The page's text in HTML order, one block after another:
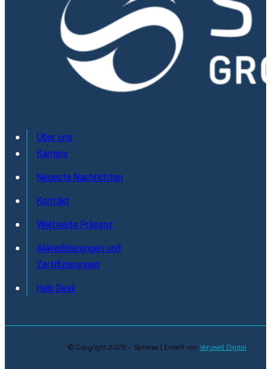
Über uns
Karriere
Neueste Nachrichten
Kontakt
Weltweite Präsenz
Akkreditierungen und
Zertifizierungen
Help Desk
© Copyright 2026 – Spherea | Erstellt von Verywell Digital